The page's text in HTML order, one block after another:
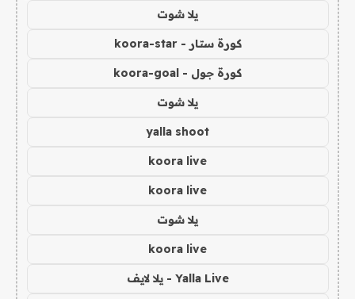
يلا شوت
كورة ستار - koora-star
كورة جول - koora-goal
يلا شوت
yalla shoot
koora live
koora live
يلا شوت
koora live
Yalla Live - يلا لايف